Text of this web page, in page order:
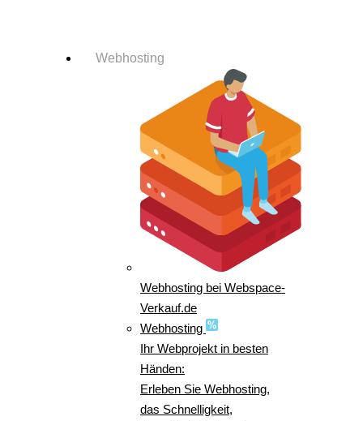
Webhosting
Webhosting bei Webspace-
Verkauf.de
Webhosting
Ihr Webprojekt in besten
Händen:
Erleben Sie Webhosting,
das Schnelligkeit,